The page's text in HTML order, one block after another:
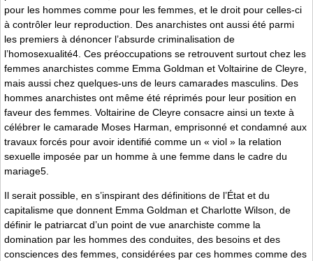
pour les hommes comme pour les femmes, et le droit pour celles-ci
à contrôler leur reproduction. Des anarchistes ont aussi été parmi
les premiers à dénoncer l’absurde criminalisation de
l’homosexualité4. Ces préoccupations se retrouvent surtout chez les
femmes anarchistes comme Emma Goldman et Voltairine de Cleyre,
mais aussi chez quelques-uns de leurs camarades masculins. Des
hommes anarchistes ont même été réprimés pour leur position en
faveur des femmes. Voltairine de Cleyre consacre ainsi un texte à
célébrer le camarade Moses Harman, emprisonné et condamné aux
travaux forcés pour avoir identifié comme un « viol » la relation
sexuelle imposée par un homme à une femme dans le cadre du
mariage5.
Il serait possible, en s’inspirant des définitions de l’État et du
capitalisme que donnent Emma Goldman et Charlotte Wilson, de
définir le patriarcat d’un point de vue anarchiste comme la
domination par les hommes des conduites, des besoins et des
consciences des femmes, considérées par ces hommes comme des